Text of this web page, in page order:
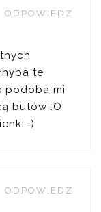
te
podoba mi
butów :O
:)
ODPOWIEDZ
ODPOWIEDZ